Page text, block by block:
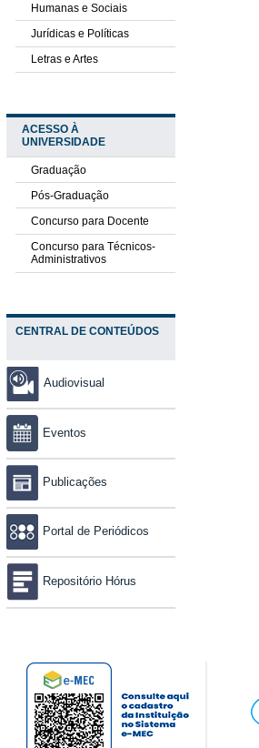
Humanas e Sociais
Jurídicas e Políticas
Letras e Artes
ACESSO À
UNIVERSIDADE
Graduação
Pós-Graduação
Concurso para Docente
Concurso para Técnicos-
Administrativos
CENTRAL DE CONTEÚDOS
Audiovisual
Eventos
Publicações
Portal de Periódicos
Repositório Hórus